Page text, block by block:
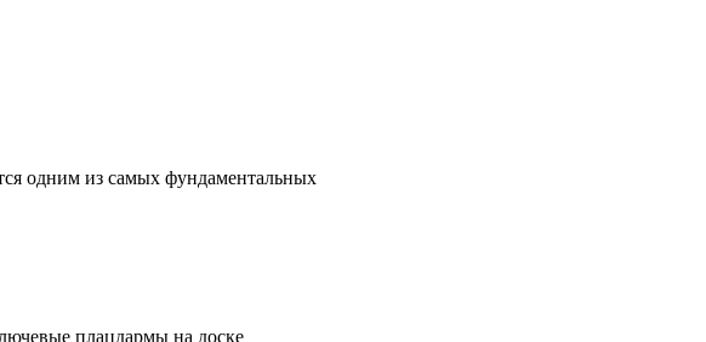
одним из самых фундаментальных
плацдармы на доске